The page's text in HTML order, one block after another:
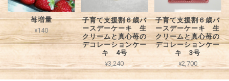
苺増量
¥140
子育て支援割６歳バ
ースデーケーキ 生
クリームと真心苺の
デコレーションケー
キ 4号
¥3,240
子育て支援割６歳バ
ースデーケーキ 生
クリームと真心苺の
デコレーションケー
キ 3号
¥2,700